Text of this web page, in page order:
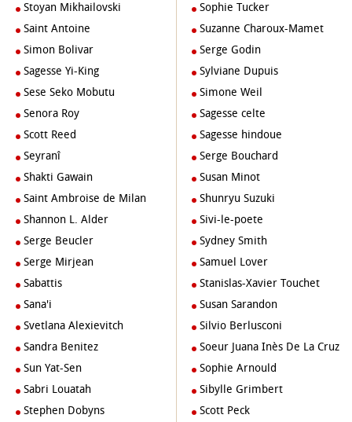
Stoyan Mikhailovski
Saint Antoine
Simon Bolivar
Sagesse Yi-King
Sese Seko Mobutu
Senora Roy
Scott Reed
Seyranî
Shakti Gawain
Saint Ambroise de Milan
Shannon L. Alder
Serge Beucler
Serge Mirjean
Sabattis
Sana'i
Svetlana Alexievitch
Sandra Benitez
Sun Yat-Sen
Sabri Louatah
Stephen Dobyns
Sophie Tucker
Suzanne Charoux-Mamet
Serge Godin
Sylviane Dupuis
Simone Weil
Sagesse celte
Sagesse hindoue
Serge Bouchard
Susan Minot
Shunryu Suzuki
sivi-le-poete
Sydney Smith
Samuel Lover
Stanislas-Xavier Touchet
Susan Sarandon
Silvio Berlusconi
Soeur Juana Inès De La Cruz
Sophie Arnould
Sibylle Grimbert
Scott Peck